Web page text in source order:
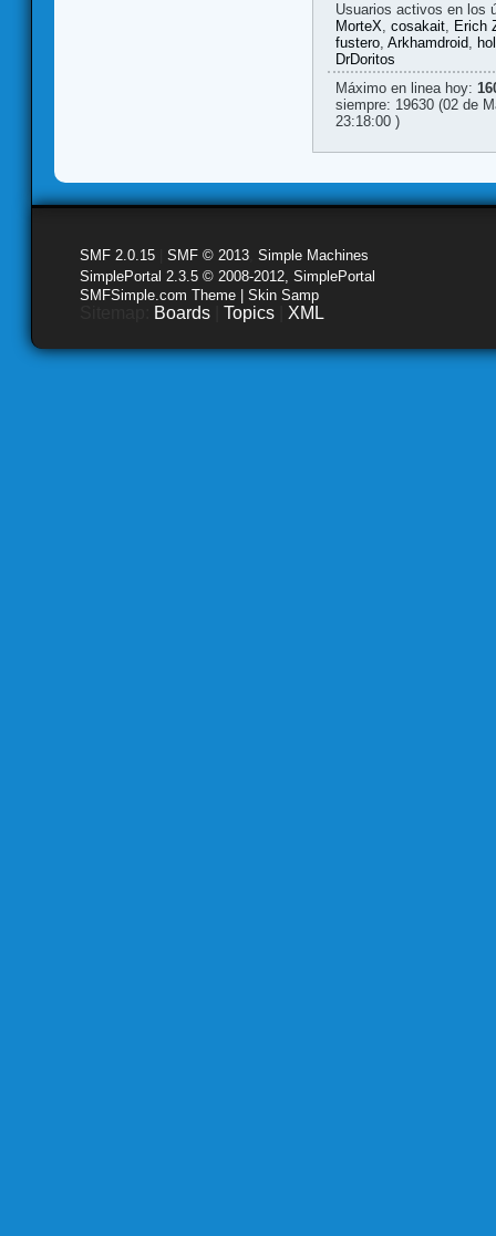
Usuarios activos en los
MorteX, cosakait, Erich
fustero, Arkhamdroid,
DrDoritos
Máximo en linea hoy:
siempre: 19630 (02 de
23:18:00 )
SMF 2.0.15 SMF © 2013 Simple Machines
SimplePortal 2.3.5 © 2008-2012, SimplePortal
SMFSimple.com Theme | Skin Samp
Boards Topics XML